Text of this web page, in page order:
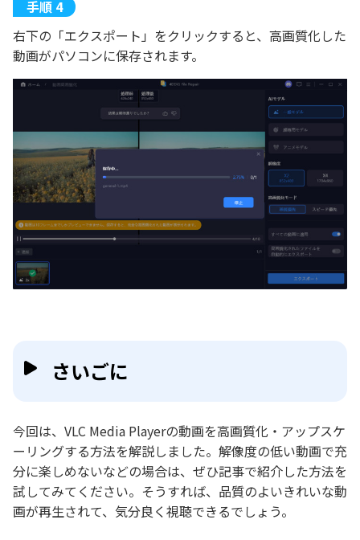
右下の「エクスポート」をクリックすると、高画質化した
動画がパソコンに保存されます。
さいごに
今回は、VLC Media Playerの動画を高画質化・アップスケ
ーリングする方法を解説しました。解像度の低い動画で充
分に楽しめないなどの場合は、ぜひ記事で紹介した方法を
試してみてください。そうすれば、品質のよいきれいな動
画が再生されて、気分良く視聴できるでしょう。